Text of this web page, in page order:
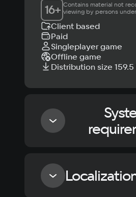
16+ Contains material not
viewing by persons
Client based
Paid
Singleplayer game
Offline game
Distribution size 159.5
Minimum